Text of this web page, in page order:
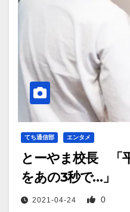
てち通信部 エンタメ
とーやま校長 「
をあの3秒で…」
2021-04-24 0